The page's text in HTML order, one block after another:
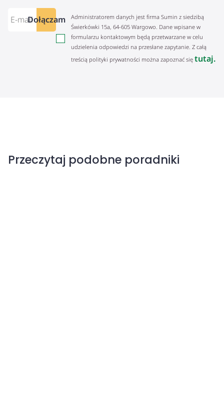
Dołączam
Administratorem danych jest firma Sumin z siedzibą
Świerkówki 15a, 64-605 Wargowo. Dane wpisane w
formularzu kontaktowym będą przetwarzane w celu
udzielenia odpowiedzi na przesłane zapytanie. Z całą
treścią polityki prywatności można zapoznać się tutaj.
Przeczytaj podobne poradniki